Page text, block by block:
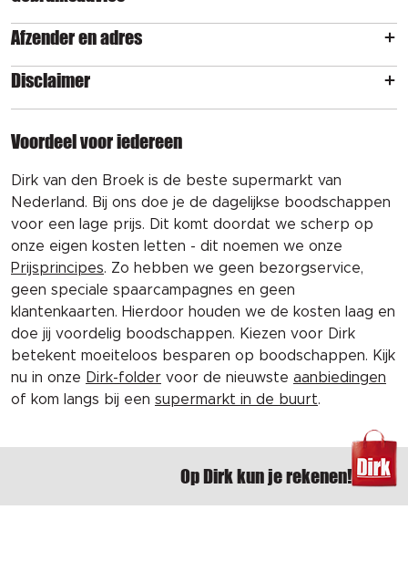
Afzender en adres
Disclaimer
Voordeel voor iedereen
Dirk van den Broek is de beste supermarkt van
Nederland. Bij ons doe je de dagelijkse boodschappen
voor een lage prijs. Dit komt doordat we scherp op
onze eigen kosten letten - dit noemen we onze
Prijsprincipes. Zo hebben we geen bezorgservice,
geen speciale spaarcampagnes en geen
klantenkaarten. Hierdoor houden we de kosten laag en
doe jij voordelig boodschappen. Kiezen voor Dirk
betekent moeiteloos besparen op boodschappen. Kijk
nu in onze Dirk-folder voor de nieuwste aanbiedingen
of kom langs bij een supermarkt in de buurt.
Op Dirk kun je rekenen!